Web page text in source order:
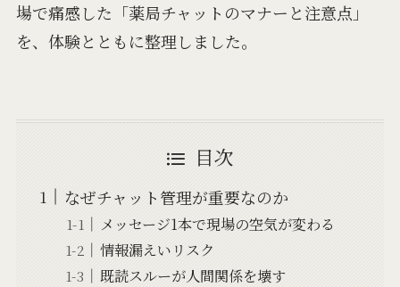
場で痛感した「薬局チャットのマナーと注意点」
を、体験とともに整理しました。
目次
なぜチャット管理が重要なのか
メッセージ1本で現場の空気が変わる
情報漏えいリスク
既読スルーが人間関係を壊す